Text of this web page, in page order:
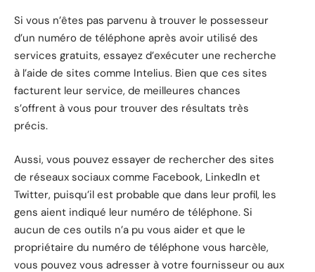
Si vous n’êtes pas parvenu à trouver le possesseur
d’un numéro de téléphone après avoir utilisé des
services gratuits, essayez d’exécuter une recherche
à l’aide de sites comme Intelius. Bien que ces sites
facturent leur service, de meilleures chances
s’offrent à vous pour trouver des résultats très
précis.
Aussi, vous pouvez essayer de rechercher des sites
de réseaux sociaux comme Facebook, LinkedIn et
Twitter, puisqu’il est probable que dans leur profil, les
gens aient indiqué leur numéro de téléphone. Si
aucun de ces outils n’a pu vous aider et que le
propriétaire du numéro de téléphone vous harcèle,
vous pouvez vous adresser à votre fournisseur ou aux